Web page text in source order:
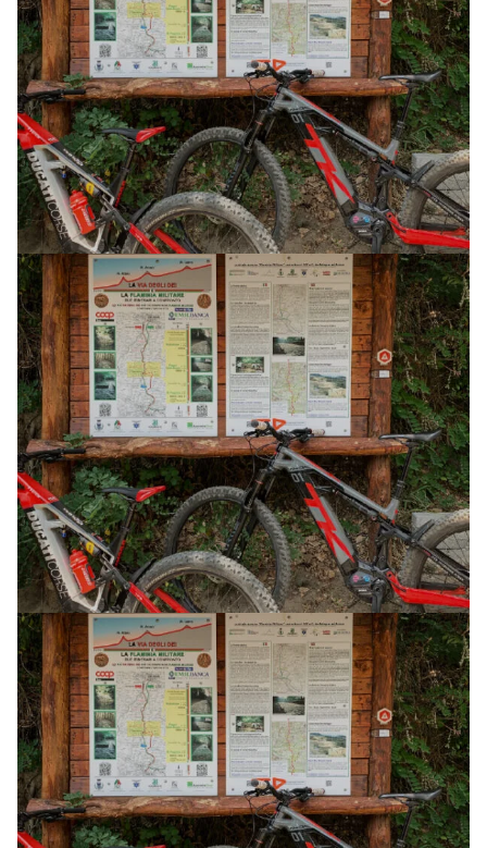
AVVENTURA CON MTB ELETTRICA (3 GG) E-XPLORA TRAIL
TOUR
LA VIA DEGLI DEI
24 LUGLIO 2026
AVVENTURA CON MTB ELETTRICA (3 GG) E-XPLORA TRAIL
TOUR
LA VIA DEGLI DEI
26 GIUGNO 2026
AVVENTURA CON MTB ELETTRICA (3 GG) E-XPLORA TRAIL
TOUR